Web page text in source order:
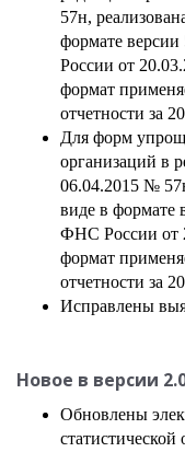
57н,
формате
России от
формат
отчетности за
Для форм
организаций в
06.04.2015 №
виде в формате
ФНС России от
формат
отчетности за
Исправлены
Новое в версии
Обновлены
статистической